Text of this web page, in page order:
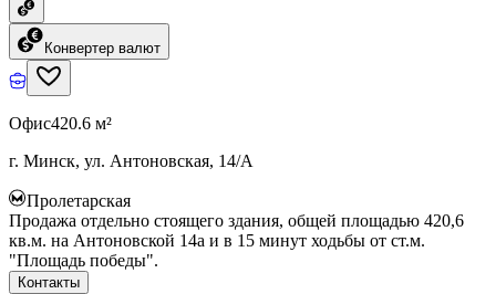
Конвертер валют
Офис420.6 м²
г. Минск, ул. Антоновская, 14/А
Пролетарская
Продажа отдельно стоящего здания, общей площадью 420,6
кв.м. на Антоновской 14а и в 15 минут ходьбы от ст.м.
"Площадь победы".
Контакты